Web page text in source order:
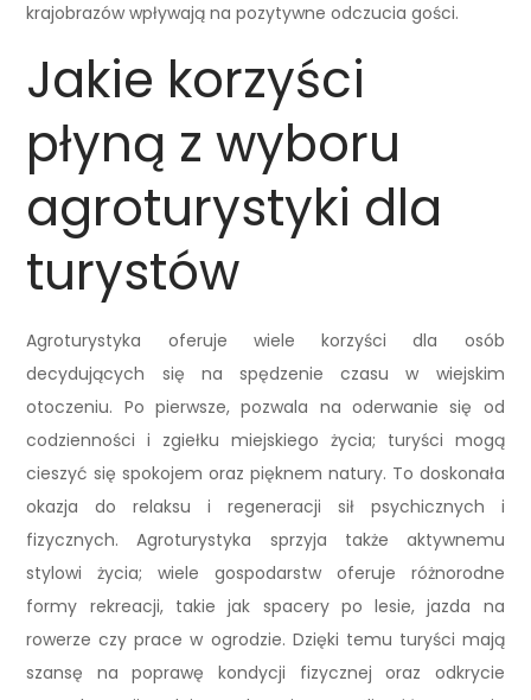
krajobrazów wpływają na pozytywne odczucia gości.
Jakie korzyści
płyną z wyboru
agroturystyki dla
turystów
Agroturystyka oferuje wiele korzyści dla osób
decydujących się na spędzenie czasu w wiejskim
otoczeniu. Po pierwsze, pozwala na oderwanie się od
codzienności i zgiełku miejskiego życia; turyści mogą
cieszyć się spokojem oraz pięknem natury. To doskonała
okazja do relaksu i regeneracji sił psychicznych i
fizycznych. Agroturystyka sprzyja także aktywnemu
stylowi życia; wiele gospodarstw oferuje różnorodne
formy rekreacji, takie jak spacery po lesie, jazda na
rowerze czy prace w ogrodzie. Dzięki temu turyści mają
szansę na poprawę kondycji fizycznej oraz odkrycie